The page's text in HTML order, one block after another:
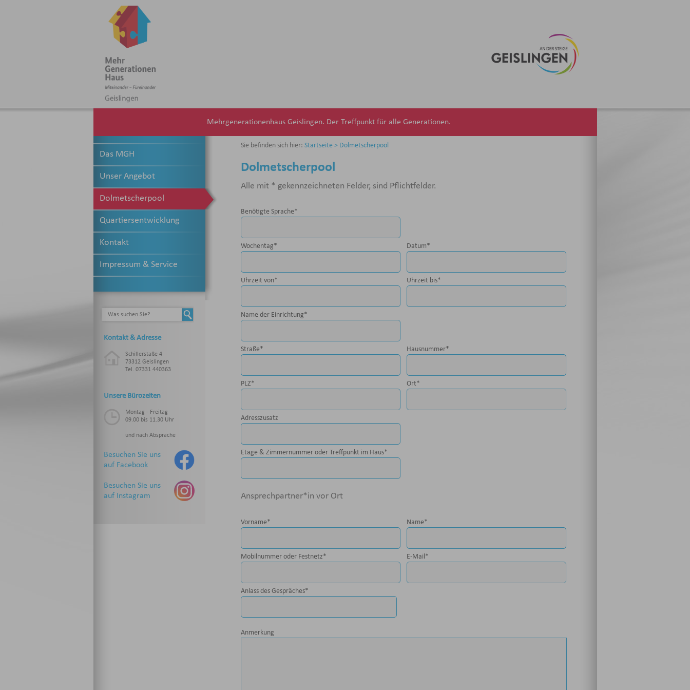
Mehrgenerationenhaus Geislingen. Der Treffpunkt für alle Generationen.
Das MGH
Unser Angebot
Dolmetscherpool
Quartiersentwicklung
Kontakt
Impressum & Service
Kontakt & Adresse
Schillerstaße 4
73312 Geislingen
Tel. 07331 440363
Unsere Bürozeiten
Montag - Freitag
09.00 bis 11.30 Uhr
und nach Absprache
Besuchen Sie uns
auf Facebook
Besuchen Sie uns
auf Instagram
Sie befinden sich hier: Startseite > Dolmetscherpool
Dolmetscherpool
Alle mit * gekennzeichneten Felder, sind Pflichtfelder.
Benötigte Sprache*
Wochentag* Datum*
Uhrzeit von* Uhrzeit bis*
Name der Einrichtung*
Straße* Hausnummer*
PLZ* Ort*
Adresszusatz
Etage & Zimmernummer oder Treffpunkt im Haus*
Ansprechpartner*in vor Ort
Vorname* Name*
Mobilnummer oder Festnetz* E-Mail*
Anlass des Gespräches*
Anmerkung